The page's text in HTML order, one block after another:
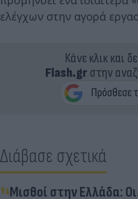
ελέγχων στην αγορά
Κάνε κλικ και
Flash.grστην
Διάβασε σχετικά
Μισθοί στην Ελλάδα: